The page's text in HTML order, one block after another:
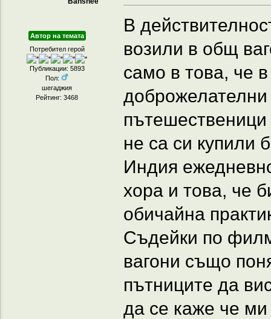
Автор на темата
Потребител герой
Публикации: 5893
Пол:
шегаджия
Рейтинг: 3468
В
возили в общ
само в това, че
доброжелателни
не са си купили
Индия
хора и това, че
обичайна
Съдейки по
вагони също
пътниците да
да се каже че